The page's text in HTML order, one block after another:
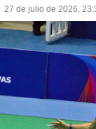
27 de julio de 2026,